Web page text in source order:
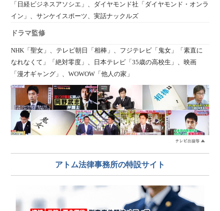
「日経ビジネスアソシエ」、ダイヤモンド社「ダイヤモンド・オンラ
イン」、サンケイスポーツ、実話ナックルズ
ドラマ監修
NHK「聖女」、テレビ朝日「相棒」、フジテレビ「鬼女」「素直に
なれなくて」「絶対零度」、日本テレビ「35歳の高校生」、映画
「漫才ギャング」、WOWOW「他人の家」
アトム法律事務所の特設サイト